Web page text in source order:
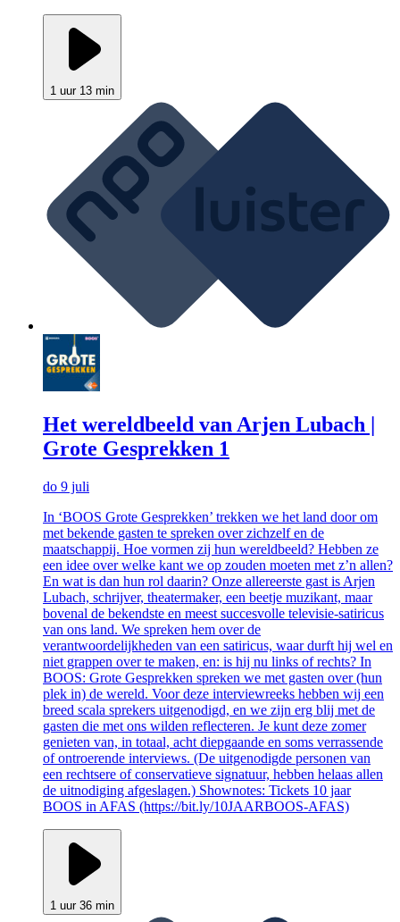
1 uur 13 min
Het wereldbeeld van Arjen Lubach |
Grote Gesprekken 1
do 9 juli
In ‘BOOS Grote Gesprekken’ trekken we het land door om
met bekende gasten te spreken over zichzelf en de
maatschappij. Hoe vormen zij hun wereldbeeld? Hebben ze
een idee over welke kant we op zouden moeten met z’n allen?
En wat is dan hun rol daarin? Onze allereerste gast is Arjen
Lubach, schrijver, theatermaker, een beetje muzikant, maar
bovenal de bekendste en meest succesvolle televisie-satiricus
van ons land. We spreken hem over de
verantwoordelijkheden van een satiricus, waar durft hij wel en
niet grappen over te maken, en: is hij nu links of rechts? In
BOOS: Grote Gesprekken spreken we met gasten over (hun
plek in) de wereld. Voor deze interviewreeks hebben wij een
breed scala sprekers uitgenodigd, en we zijn erg blij met de
gasten die met ons wilden reflecteren. Je kunt deze zomer
genieten van, in totaal, acht diepgaande en soms verrassende
of ontroerende interviews. (De uitgenodigde personen van
een rechtsere of conservatieve signatuur, hebben helaas allen
de uitnodiging afgeslagen.) Shownotes: Tickets 10 jaar
BOOS in AFAS (https://bit.ly/10JAARBOOS-AFAS)
1 uur 36 min